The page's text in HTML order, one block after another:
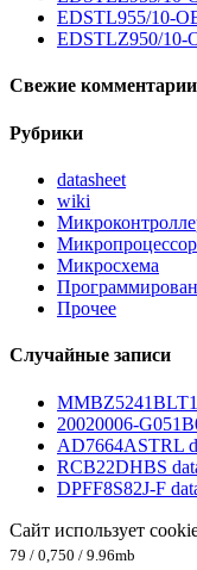
EDSTL955/10-
EDSTLZ950/10-
Свежие комментарии
Рубрики
datasheet
wiki
Микросхема
Прочее
Случайные записи
MMBZ5241BLT1
20020006-
AD7664ASTRL
RCB22DHBS
DPFF8S82J-F
Сайт использует
79 / 0,750 / 9.96mb